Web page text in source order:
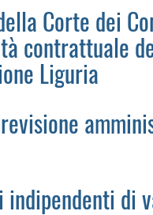
Corte dei
contrattuale
Liguria
indipendenti di